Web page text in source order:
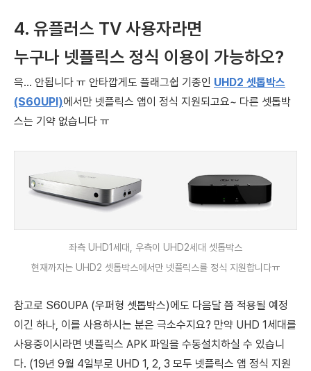
4. 유플러스 TV 사용자라면
누구나 넷플릭스 정식 이용이 가능하오?
윽... 안됩니다 ㅠ 안타깝게도 플래그쉽 기종인 UHD2 셋톱박스
(S60UPI)에서만 넷플릭스 앱이 정식 지원되고요~ 다른 셋톱박
스는 기약 없습니다 ㅠ
좌측 UHD1세대, 우측이 UHD2세대 셋톱박스
현재까지는 UHD2 셋톱박스에서만 넷플릭스를 정식 지원합니다ㅠ
참고로 S60UPA (우퍼형 셋톱박스)에도 다음달 쯤 적용될 예정
이긴 하나, 이를 사용하시는 분은 극소수지요? 만약 UHD 1세대를
사용중이시라면 넷플릭스 APK 파일을 수동설치하실 수 있습니
다. (19년 9월 4일부로 UHD 1, 2, 3 모두 넷플릭스 앱 정식 지원